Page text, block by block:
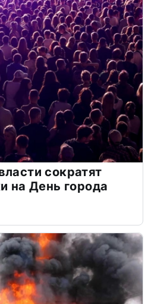
сократят
на День города